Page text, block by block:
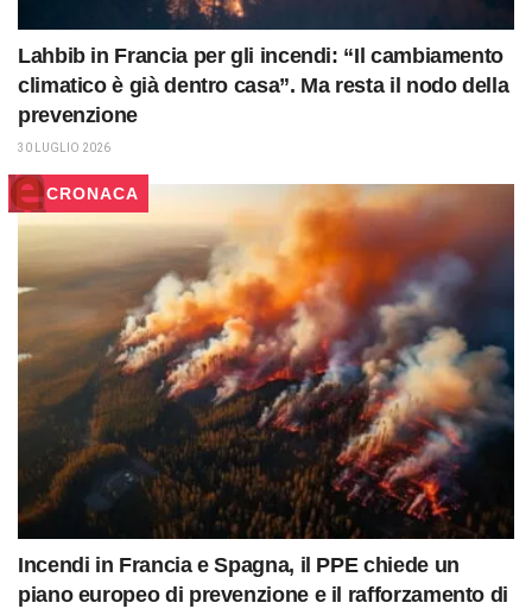
Lahbib in Francia per gli incendi: “Il cambiamento
climatico è già dentro casa”. Ma resta il nodo della
prevenzione
30 LUGLIO 2026
CRONACA
Incendi in Francia e Spagna, il PPE chiede un
piano europeo di prevenzione e il rafforzamento di